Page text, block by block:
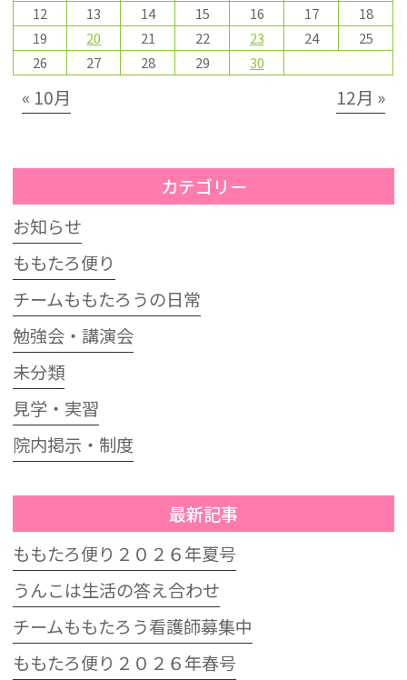
12
13 14 15 16 17
18
19
20 21 22 23 24
25
26
27 28 29 30
« 10月 12月 »
カテゴリー
お知らせ
ももたろ便り
チームももたろうの日常
勉強会・講演会
未分類
見学・実習
院内掲示・制度
最新記事
ももたろ便り２０２６年夏号
うんこは生活の答え合わせ
チームももたろう看護師募集中
ももたろ便り２０２６年春号